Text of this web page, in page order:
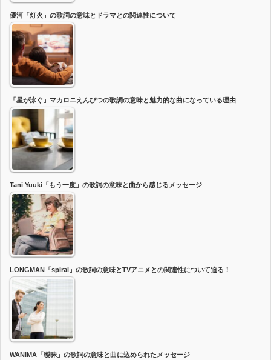
優河「灯火」の歌詞の意味とドラマとの関連性について
「星が泳ぐ」マカロニえんぴつの歌詞の意味と魅力的な曲になっている理由
Tani Yuuki「もう一度」の歌詞の意味と曲から感じるメッセージ
LONGMAN「spiral」の歌詞の意味とTVアニメとの関連性について迫る！
WANIMA「曖昧」の歌詞の意味と曲に込められたメッセージ